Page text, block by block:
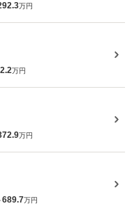
万円
万円
万円
689.7万円